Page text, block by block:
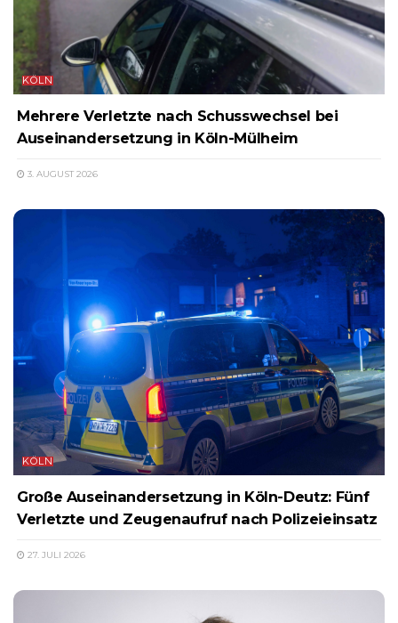
KÖLN
Mehrere Verletzte nach Schusswechsel bei
Auseinandersetzung in Köln-Mülheim
3. AUGUST 2026
KÖLN
Große Auseinandersetzung in Köln-Deutz: Fünf
Verletzte und Zeugenaufruf nach Polizeieinsatz
27. JULI 2026